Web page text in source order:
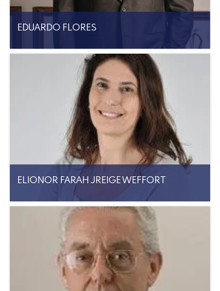
EDUARDO FLORES
ELIONOR FARAH JREIGE WEFFORT